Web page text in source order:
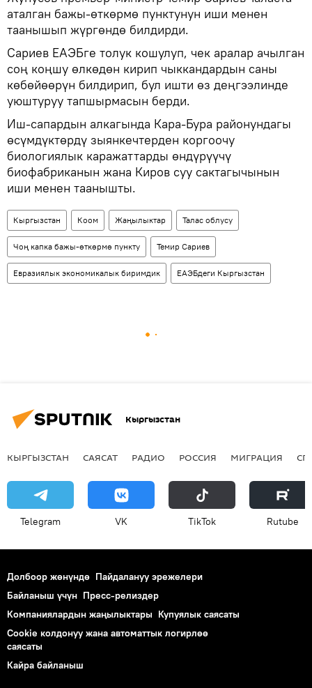
аталган бажы-өткөрмө пунктунун иши менен
таанышып жүргөндө билдирди.
Сариев ЕАЭБге толук кошулуп, чек аралар ачылган
соң коңшу өлкөдөн кирип чыккандардын саны
көбөйөөрүн билдирип, бул ишти өз деңгээлинде
уюштуруу тапшырмасын берди.
Иш-сапардын алкагында Кара-Бура районундагы
өсүмдүктөрдү зыянкечтерден коргоочу
биологиялык каражаттарды өндүрүүчү
биофабриканын жана Киров суу сактагычынын
иши менен таанышты.
Кыргызстан Коом Жаңылыктар Талас облусу
Чоң капка бажы-өткөрмө пункту Темир Сариев
Евразиялык экономикалык биримдик ЕАЭБдеги Кыргызстан
Кыргызстан
КЫРГЫЗСТАН САЯСАТ РАДИО РОССИЯ МИГРАЦИЯ
Telegram VK ТikТоk Rutube
Долбоор жөнүндө Пайдалануу эрежелери
Байланыш үчүн Пресс-релиздер
Компаниялардын жаңылыктары Купуялык саясаты
Cookie колдонуу жана автоматтык логирлөө
саясаты
Кайра байланыш